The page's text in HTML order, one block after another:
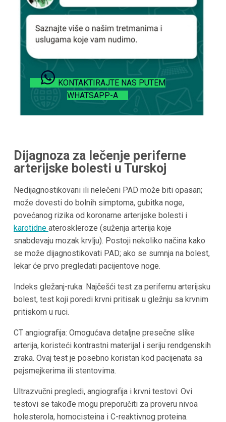
KONTAKTIRAJTE NAS PUTEM
WHATSAPP-A
Dijagnoza za lečenje periferne
arterijske bolesti u Turskoj
Nedijagnostikovani ili nelečeni PAD može biti opasan;
može dovesti do bolnih simptoma, gubitka noge,
povećanog rizika od koronarne arterijske bolesti i
karotidne ateroskleroze (suženja arterija koje
snabdevaju mozak krvlju). Postoji nekoliko načina kako
se može dijagnostikovati PAD; ako se sumnja na bolest,
lekar će prvo pregledati pacijentove noge.
Indeks gležanj-ruka: Najčešći test za perifernu arterijsku
bolest, test koji poredi krvni pritisak u gležnju sa krvnim
pritiskom u ruci.
CT angiografija: Omogućava detaljne presečne slike
arterija, koristeći kontrastni materijal i seriju rendgenskih
zraka. Ovaj test je posebno koristan kod pacijenata sa
pejsmejkerima ili stentovima.
Ultrazvučni pregledi, angiografija i krvni testovi: Ovi
testovi se takođe mogu preporučiti za proveru nivoa
holesterola, homocisteina i C-reaktivnog proteina.